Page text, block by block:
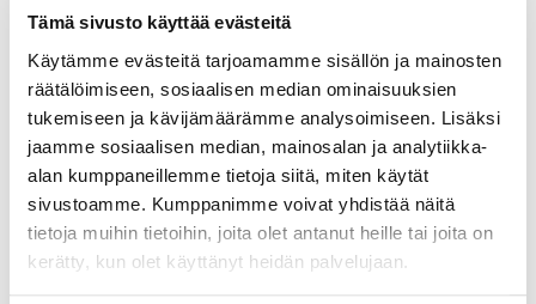
Tämä sivusto käyttää evästeitä
Käytämme evästeitä tarjoamamme sisällön ja mainosten
räätälöimiseen, sosiaalisen median ominaisuuksien
tukemiseen ja kävijämäärämme analysoimiseen. Lisäksi
jaamme sosiaalisen median, mainosalan ja analytiikka-
alan kumppaneillemme tietoja siitä, miten käytät
sivustoamme. Kumppanimme voivat yhdistää näitä
tietoja muihin tietoihin, joita olet antanut heille tai joita on
kerätty, kun olet käyttänyt heidän palvelujaan.
120011
STALA JAZZ PYÖREÄ T-38PT Ø438
Stala Jazz pyöreä upotettava allas Ø438mm. Allaskaapin
minimikoko M50. Altaan syvyys 170mm. Sisältää putkiston
koripohjaventtiilillä.